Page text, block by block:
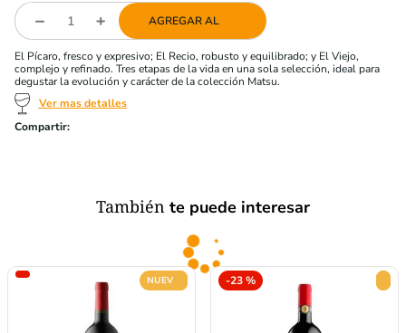
AGREGAR AL
El Pícaro, fresco y expresivo; El Recio, robusto y equilibrado; y El Viejo,
complejo y refinado. Tres etapas de la vida en una sola selección, ideal para
degustar la evolución y carácter de la colección Matsu.
Ver mas detalles
También te puede interesar
NUEVO -23 %